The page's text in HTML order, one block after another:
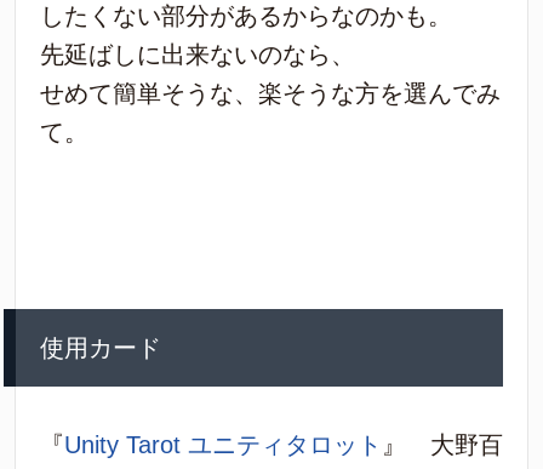
したくない部分があるからなのかも。
先延ばしに出来ないのなら、
せめて簡単そうな、楽そうな方を選んでみ
て。
使用カード
『Unity Tarot ユニティタロット 』 大野百